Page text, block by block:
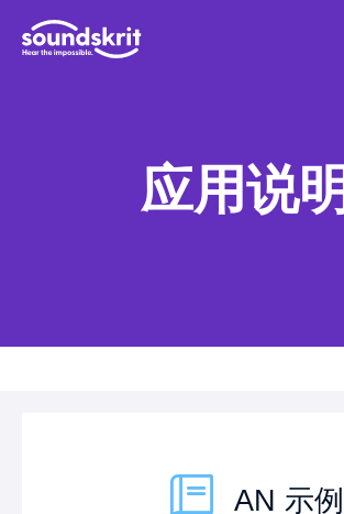
跳
至
应用说明
AN 示例